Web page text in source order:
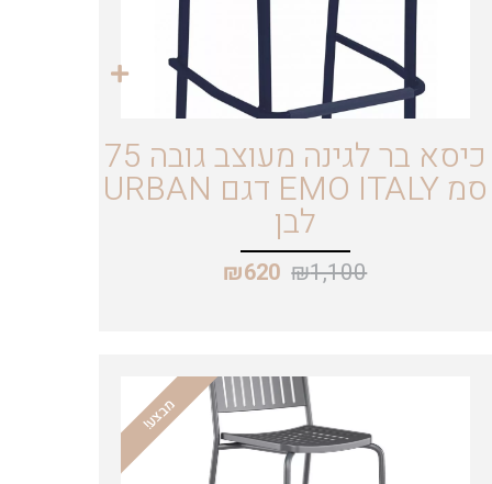
כיסא בר לגינה מעוצב גובה 75
סמ EMO ITALY דגם URBAN
לבן
₪1,100
₪620
מבצע!